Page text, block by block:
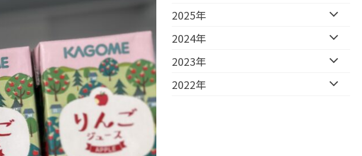
2025年
2024年
2023年
2022年